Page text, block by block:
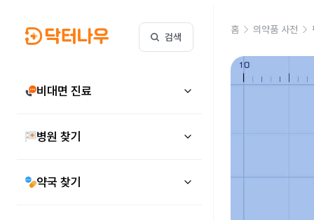
검색
비대면 진료
병원 찾기
약국 찾기
홈 의약품 사전